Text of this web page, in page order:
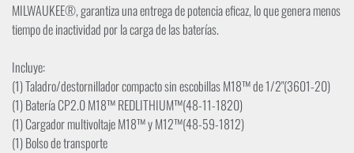
MILWAUKEE®, garantiza una entrega de potencia eficaz, lo que genera menos
tiempo de inactividad por la carga de las baterías.
Incluye:
(1) Taladro/destornillador compacto sin escobillas M18™ de 1/2"(3601-20)
(1) Batería CP2.0 M18™ REDLITHIUM™(48-11-1820)
(1) Cargador multivoltaje M18™ y M12™(48-59-1812)
(1) Bolso de transporte